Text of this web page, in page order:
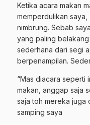
Ketika acara makan
memperdulikan
nimbrung. Sebab
yang paling belakang
sederhana dari segi
berpenampilan.
“Mas diacara seperti
makan, anggap saja
saja toh mereka juga
samping saya